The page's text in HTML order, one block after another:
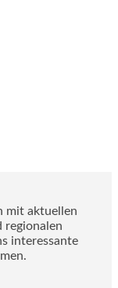
mit aktuellen
regionalen
interessante